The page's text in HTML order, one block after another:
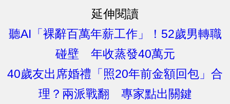
延伸閱讀
聽AI「裸辭百萬年薪工作」！52歲男轉職
碰壁 年收蒸發40萬元
40歲友出席婚禮「照20年前金額回包」合
理？兩派戰翻 專家點出關鍵